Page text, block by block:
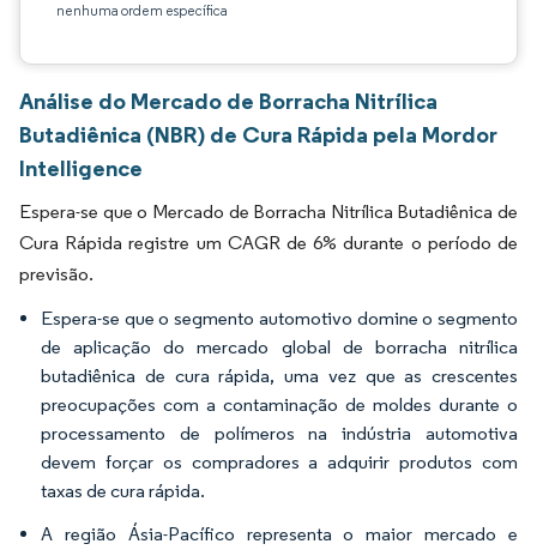
nenhuma ordem específica
Análise do Mercado de Borracha Nitrílica
Butadiênica (NBR) de Cura Rápida pela Mordor
Intelligence
Espera-se que o Mercado de Borracha Nitrílica Butadiênica de
Cura Rápida registre um CAGR de 6% durante o período de
previsão.
Espera-se que o segmento automotivo domine o segmento
de aplicação do mercado global de borracha nitrílica
butadiênica de cura rápida, uma vez que as crescentes
preocupações com a contaminação de moldes durante o
processamento de polímeros na indústria automotiva
devem forçar os compradores a adquirir produtos com
taxas de cura rápida.
A região Ásia-Pacífico representa o maior mercado e